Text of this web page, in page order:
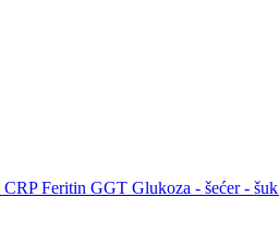
CRPFeritin GGT Glukoza - šećer - šuk